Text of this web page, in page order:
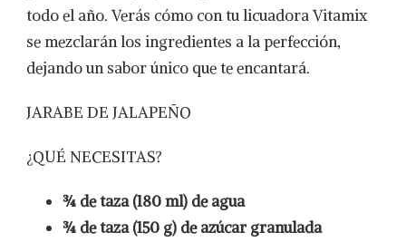
todo el año. Verás cómo con tu licuadora Vitamix
se mezclarán los ingredientes a la perfección,
dejando un sabor único que te encantará.
JARABE DE JALAPEÑO
¿QUÉ NECESITAS?
¾ de taza (180 ml) de agua
¾ de taza (150 g) de azúcar granulada